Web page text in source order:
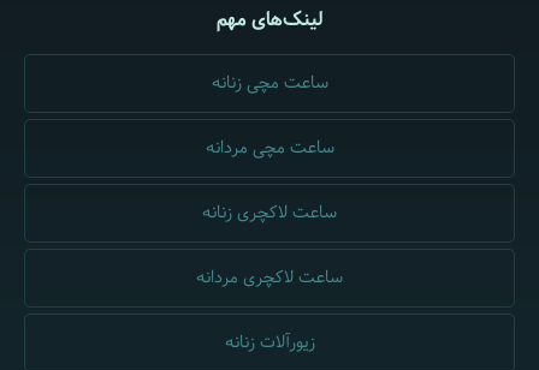
لینک‌های مهم
ساعت مچی زنانه
ساعت مچی مردانه
ساعت لاکچری زنانه
ساعت لاکچری مردانه
زیورآلات زنانه